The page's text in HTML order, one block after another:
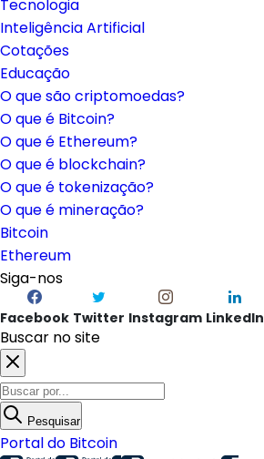
Tecnologia
Inteligência Artificial
Cotações
Educação
O que são criptomoedas?
O que é Bitcoin?
O que é Ethereum?
O que é blockchain?
O que é tokenização?
O que é mineração?
Bitcoin
Ethereum
Siga-nos
Facebook Twitter Instagram LinkedIn
Buscar no site
Pesquisar
Portal do Bitcoin